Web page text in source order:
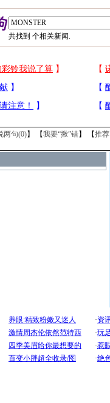
共找到 个相关新闻.
两句(0)】 【我要“揪”错】 【推荐